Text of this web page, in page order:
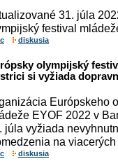
31. júla
festival
diskusia
olympijský
si vyžiada
Európskeho
EYOF 2022 v
júla vyžiada
na
diskusia